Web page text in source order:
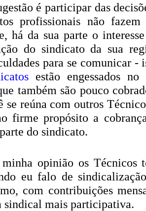
é participar das
profissionais não
há da sua parte o
do sindicato da sua
para se comunicar -
estão engessados
também são pouco
se reúna com outros
firme propósito a
do sindicato.
opinião os Técnicos
eu falo de
com contribuições
sindical mais participativa.